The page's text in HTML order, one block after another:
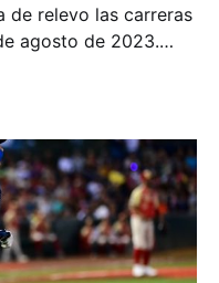
de relevo las carreras
bases llenas
como